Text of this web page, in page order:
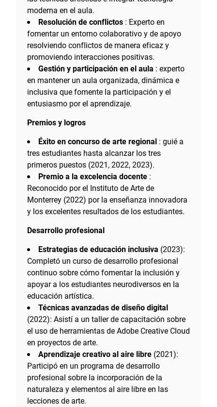
moderna en el aula.
Resolución de conflictos : Experto en
fomentar un entorno colaborativo y de apoyo
resolviendo conflictos de manera eficaz y
promoviendo interacciones positivas.
Gestión y participación en el aula : experto
en mantener un aula organizada, dinámica e
inclusiva que fomente la participación y el
entusiasmo por el aprendizaje.
Premios y logros
Éxito en concurso de arte regional : guié a
tres estudiantes hasta alcanzar los tres
primeros puestos (2021, 2022, 2023).
Premio a la excelencia docente :
Reconocido por el Instituto de Arte de
Monterrey (2022) por la enseñanza innovadora
y los excelentes resultados de los estudiantes.
Desarrollo profesional
Estrategias de educación inclusiva (2023):
Completó un curso de desarrollo profesional
continuo sobre cómo fomentar la inclusión y
apoyar a los estudiantes neurodiversos en la
educación artística.
Técnicas avanzadas de diseño digital
(2022): Asistí a un taller de capacitación sobre
el uso de herramientas de Adobe Creative Cloud
en proyectos de arte.
Aprendizaje creativo al aire libre (2021):
Participó en un programa de desarrollo
profesional sobre la incorporación de la
naturaleza y elementos al aire libre en las
lecciones de arte.